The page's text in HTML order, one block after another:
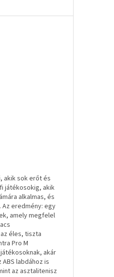
akik sok erőt és
játékosokig, akik
alkalmas, és
eredmény: egy
amely megfelel
éles, tiszta
Pro M
akár
labdához is
az asztalitenisz